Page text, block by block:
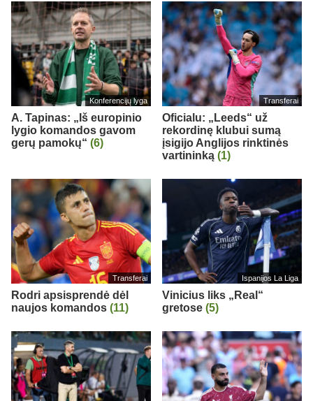
Konferencijų lyga
A. Tapinas: „Iš europinio
lygio komandos gavom
gerų pamokų“ (6)
Transferai
Oficialu: „Leeds“ už
rekordinę klubui sumą
įsigijo Anglijos rinktinės
vartininką (1)
Transferai
Rodri apsisprendė dėl
naujos komandos (11)
Ispanijos La Liga
Vinicius liks „Real“
gretose (5)